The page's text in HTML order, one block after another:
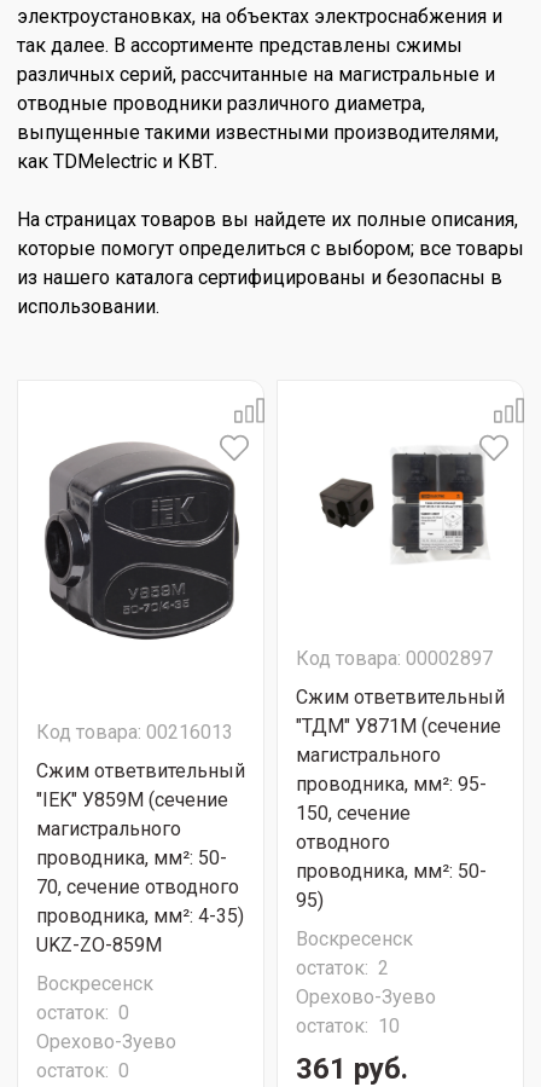
электроустановках, на объектах электроснабжения и
так далее. В ассортименте представлены сжимы
различных серий, рассчитанные на магистральные и
отводные проводники различного диаметра,
выпущенные такими известными производителями,
как TDMelectric и КВТ.
На страницах товаров вы найдете их полные описания,
которые помогут определиться с выбором; все товары
из нашего каталога сертифицированы и безопасны в
использовании.
Код товара: 00216013
Сжим ответвительный
"IEK" У859М (сечение
магистрального
проводника, мм²: 50-
70, сечение отводного
проводника, мм²: 4-35)
UKZ-ZO-859M
Воскресенск
остаток: 0
Орехово-Зуево
остаток: 0
Код товара: 00002897
Сжим ответвительный
"ТДМ" У871M (сечение
магистрального
проводника, мм²: 95-
150, сечение
отводного
проводника, мм²: 50-
95)
Воскресенск
остаток: 2
Орехово-Зуево
остаток: 10
361 руб.